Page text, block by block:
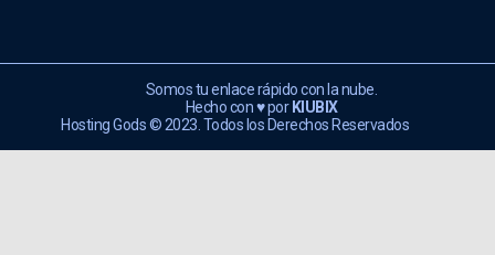
Somos tu enlace rápido con la nube.
Hecho con ♥ por KIUBIX
Hosting Gods © 2023. Todos los Derechos Reservados